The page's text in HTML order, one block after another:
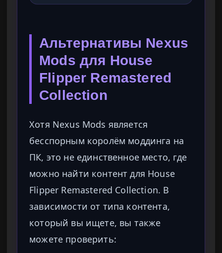
Альтернативы Nexus
Mods для House
Flipper Remastered
Collection
Хотя Nexus Mods является
бесспорным королём моддинга на
ПК, это не единственное место, где
можно найти контент для House
Flipper Remastered Collection. В
зависимости от типа контента,
который вы ищете, вы также
можете проверить: